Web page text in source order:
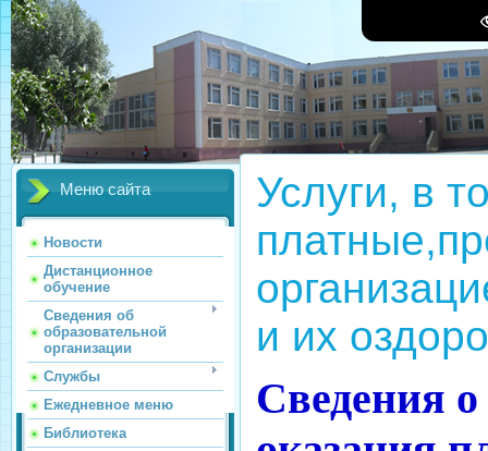
Меню сайта
Новости
Дистанционное
обучение
Сведения об
образовательной
организации
Службы
Ежедневное меню
Библиотека
Услуги, в
и их
Сведения